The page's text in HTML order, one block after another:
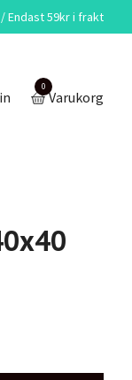
Endast 59kr i frakt
0
Varukorg